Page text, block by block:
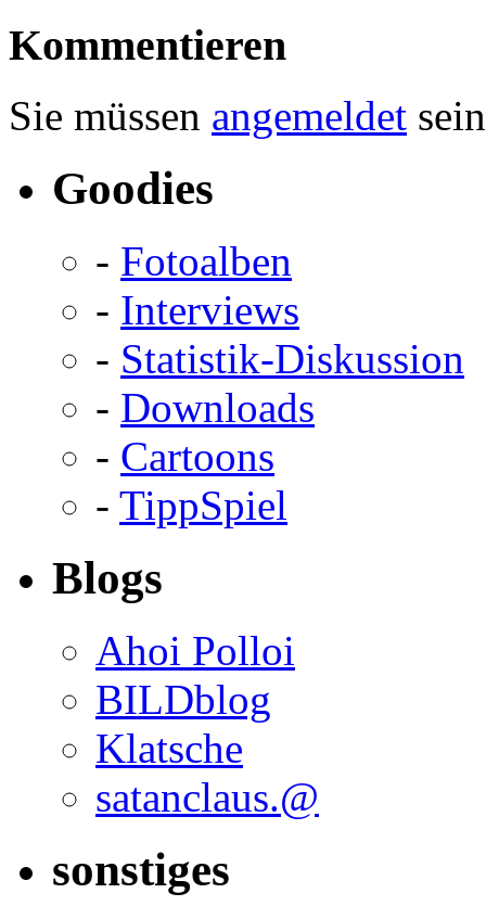
Kommentieren
Sie müssen angemeldet
Goodies
- Fotoalben
- Interviews
- Statistik-Diskussion
- Downloads
- Cartoons
- TippSpiel
Blogs
Ahoi Polloi
BILDblog
Klatsche
satanclaus.@
sonstiges